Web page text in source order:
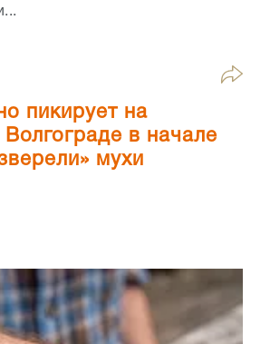
пикирует на
в начале
мухи